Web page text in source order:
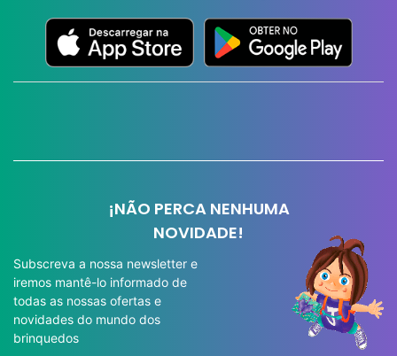
¡NÃO PERCA NENHUMA
NOVIDADE!
Subscreva a nossa newsletter e
iremos mantê-lo informado de
todas as nossas ofertas e
novidades do mundo dos
brinquedos